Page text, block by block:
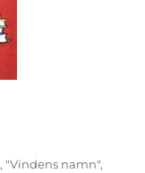
, "Vindens namn",